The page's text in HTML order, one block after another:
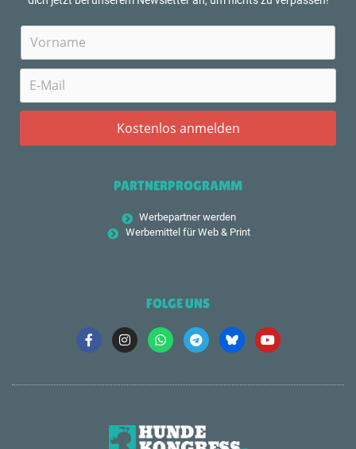
PARTNERPROGRAMM
Werbepartner werden
Werbemittel für Web & Print
FOLGE UNS